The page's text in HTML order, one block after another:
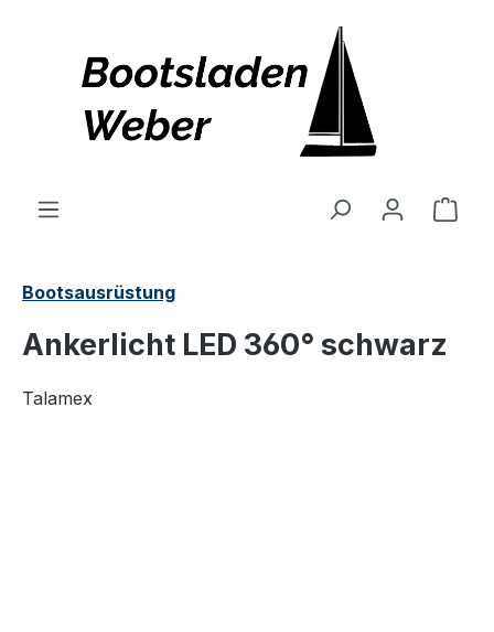
Bootsausrüstung
Ankerlicht LED 360° schwarz
Talamex